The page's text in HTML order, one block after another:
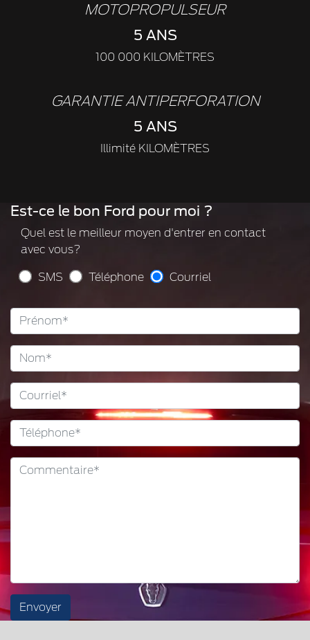
MOTOPROPULSEUR
5 ANS
100 000 KILOMÈTRES
GARANTIE ANTIPERFORATION
5 ANS
Illimité KILOMÈTRES
Est-ce le bon Ford pour moi ?
Quel est le meilleur moyen d'entrer en contact
avec vous?
SMS Téléphone Courriel
Envoyer